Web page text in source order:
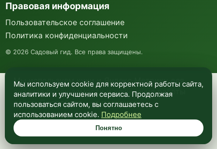
Мы используем куки и Яндекс Метрику для
анализа посещаемости и улучшения работы
сайта. Подробнее —в политике
конфиденциальности.
Понятно
Правовая информация
Пользовательское соглашение
Политика конфиденциальности
© 2026 Садовый гид. Все права защищены.
Мы используем cookie для корректной работы сайта,
аналитики и улучшения сервиса. Продолжая
пользоваться сайтом, вы соглашаетесь с
использованием cookie. Подробнее
Понятно